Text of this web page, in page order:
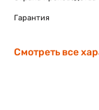
Гарантия
Смотреть все